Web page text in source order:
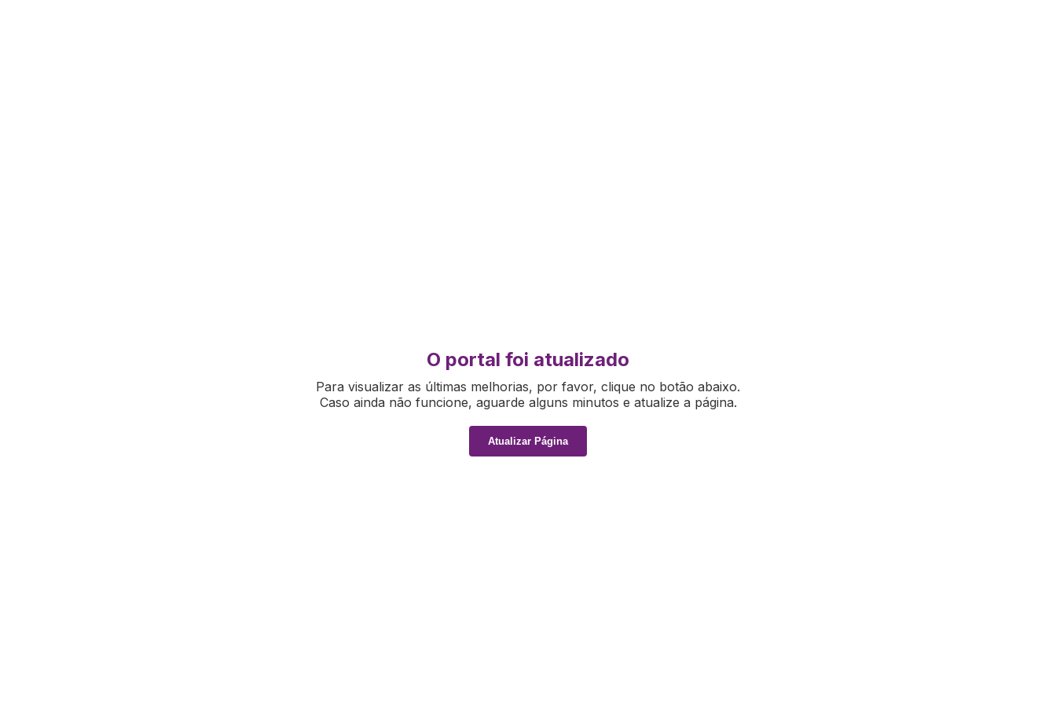
O portal foi atualizado
Para visualizar as últimas melhorias, por favor, clique no botão abaixo.
Caso ainda não funcione, aguarde alguns minutos e atualize a página.
Atualizar Página